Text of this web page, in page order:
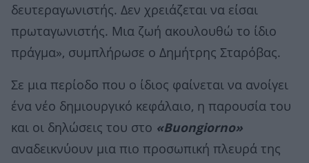
δευτεραγωνιστής. Δεν χρειάζεται να είσαι
πρωταγωνιστής. Μια ζωή ακουλουθώ το ίδιο
πράγμα», συμπλήρωσε ο Δημήτρης Σταρόβας.
Σε μια περίοδο που ο ίδιος φαίνεται να ανοίγει
ένα νέο δημιουργικό κεφάλαιο, η παρουσία του
και οι δηλώσεις του στο «Buongiorno»
αναδεικνύουν μια πιο προσωπική πλευρά της